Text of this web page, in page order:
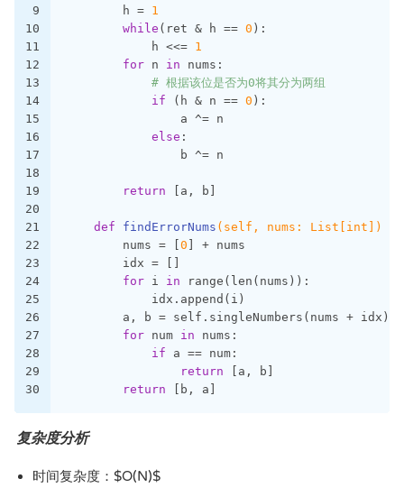
9
10
11
12
13
14
15
16
17
18
19
20
21
22
23
24
25
26
27
28
29
30
        h =
1
while (ret & h == 0 ):
            h <<=
1
for n in nums:
# 根据该位是否为0将其分为两组
if (h & n == 0 ):
                a ^= n
else :
                b ^= n
return [a, b]
def findErrorNums (self, nums: List[int])
        nums = [
0 ] + nums
        idx = []
for i in range(len(nums)):
            idx.append(i)
        a, b = self.singleNumbers(nums + idx)
for num in nums:
if a == num:
return [a, b]
return [b, a]
复杂度分析
时间复杂度：$O(N)$